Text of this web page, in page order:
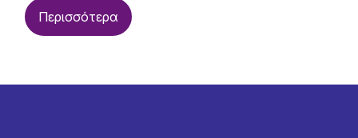
Περισσότερα